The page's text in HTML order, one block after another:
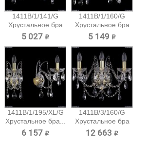
1411B/1/141/G
Хрустальное бра
Bohemia...
5 027 ₽
1411B/1/160/G
Хрустальное бра
Bohemia...
5 149 ₽
1411B/1/195/XL/G
Хрустальное бра...
6 157 ₽
1411B/3/160/G
Хрустальное бра
Bohemia...
12 663 ₽